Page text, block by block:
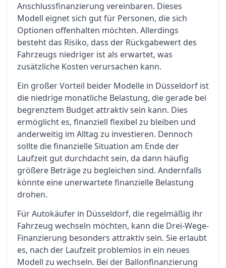
Anschlussfinanzierung vereinbaren. Dieses
Modell eignet sich gut für Personen, die sich
Optionen offenhalten möchten. Allerdings
besteht das Risiko, dass der Rückgabewert des
Fahrzeugs niedriger ist als erwartet, was
zusätzliche Kosten verursachen kann.
Ein großer Vorteil beider Modelle in Düsseldorf ist
die niedrige monatliche Belastung, die gerade bei
begrenztem Budget attraktiv sein kann. Dies
ermöglicht es, finanziell flexibel zu bleiben und
anderweitig im Alltag zu investieren. Dennoch
sollte die finanzielle Situation am Ende der
Laufzeit gut durchdacht sein, da dann häufig
größere Beträge zu begleichen sind. Andernfalls
könnte eine unerwartete finanzielle Belastung
drohen.
Für Autokäufer in Düsseldorf, die regelmäßig ihr
Fahrzeug wechseln möchten, kann die Drei-Wege-
Finanzierung besonders attraktiv sein. Sie erlaubt
es, nach der Laufzeit problemlos in ein neues
Modell zu wechseln. Bei der Ballonfinanzierung